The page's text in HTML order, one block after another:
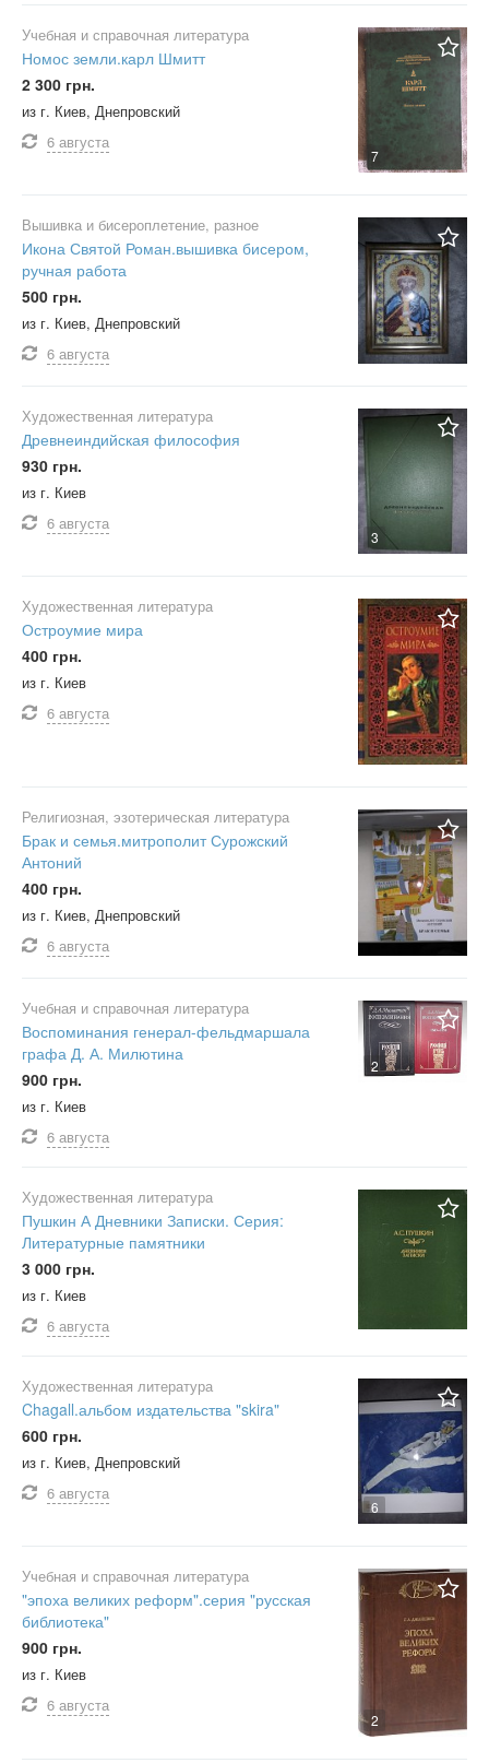
7
Учебная и справочная литература
Номос земли.карл Шмитт
2 300 грн.
из г. Киев, Днепровский
6 августа
Вышивка и бисероплетение, разное
Икона Святой Роман.вышивка бисером,
ручная работа
500 грн.
из г. Киев, Днепровский
6 августа
3
Художественная литература
Древнеиндийская философия
930 грн.
из г. Киев
6 августа
Художественная литература
Остроумие мира
400 грн.
из г. Киев
6 августа
Религиозная, эзотерическая литература
Брак и семья.митрополит Сурожский
Антоний
400 грн.
из г. Киев, Днепровский
6 августа
2
Учебная и справочная литература
Воспоминания генерал-фельдмаршала
графа Д. А. Милютина
900 грн.
из г. Киев
6 августа
Художественная литература
Пушкин А Дневники Записки. Серия:
Литературные памятники
3 000 грн.
из г. Киев
6 августа
6
Художественная литература
Chagall.альбом издательства "skira"
600 грн.
из г. Киев, Днепровский
6 августа
2
Учебная и справочная литература
"эпоха великих реформ".серия "русская
библиотека"
900 грн.
из г. Киев
6 августа